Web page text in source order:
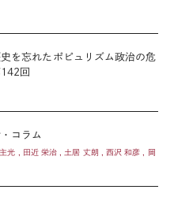
を忘れたポピュリズム政治の危
回
コラム
光 , 田近 栄治 , 土居 丈朗 , 西沢 和彦 , 岡